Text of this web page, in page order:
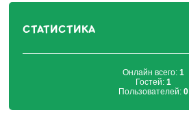
СТАТИСТИКА
Онлайн всего: 1
Гостей: 1
Пользователей: 0